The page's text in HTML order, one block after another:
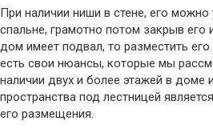
При наличии ниши в стене, его можно
спальне, грамотно потом закрыв его
дом имеет подвал, то разместить
есть свои нюансы, которые мы
наличии двух и более этажей в доме
пространства под лестницей
его размещения.